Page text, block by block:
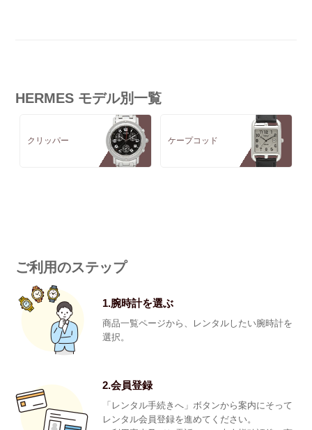
HERMES モデル別一覧
クリッパー ケープコッド
ご利用のステップ
1.腕時計を選ぶ
商品一覧ページから、レンタルしたい腕時計を
選択。
2.会員登録
「レンタル手続きへ」ボタンから案内にそって
レンタル会員登録を進めてください。